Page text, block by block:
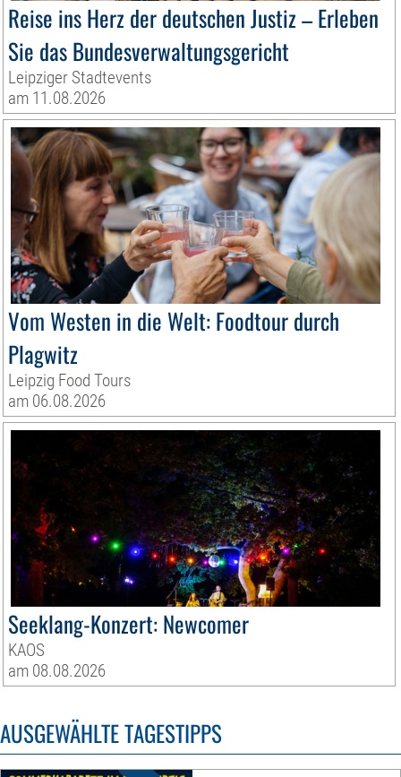
Reise ins Herz der deutschen Justiz – Erleben
Sie das Bundesverwaltungsgericht
Leipziger Stadtevents
am 11.08.2026
Vom Westen in die Welt: Foodtour durch
Plagwitz
Leipzig Food Tours
am 06.08.2026
Seeklang-Konzert: Newcomer
KAOS
am 08.08.2026
AUSGEWÄHLTE TAGESTIPPS